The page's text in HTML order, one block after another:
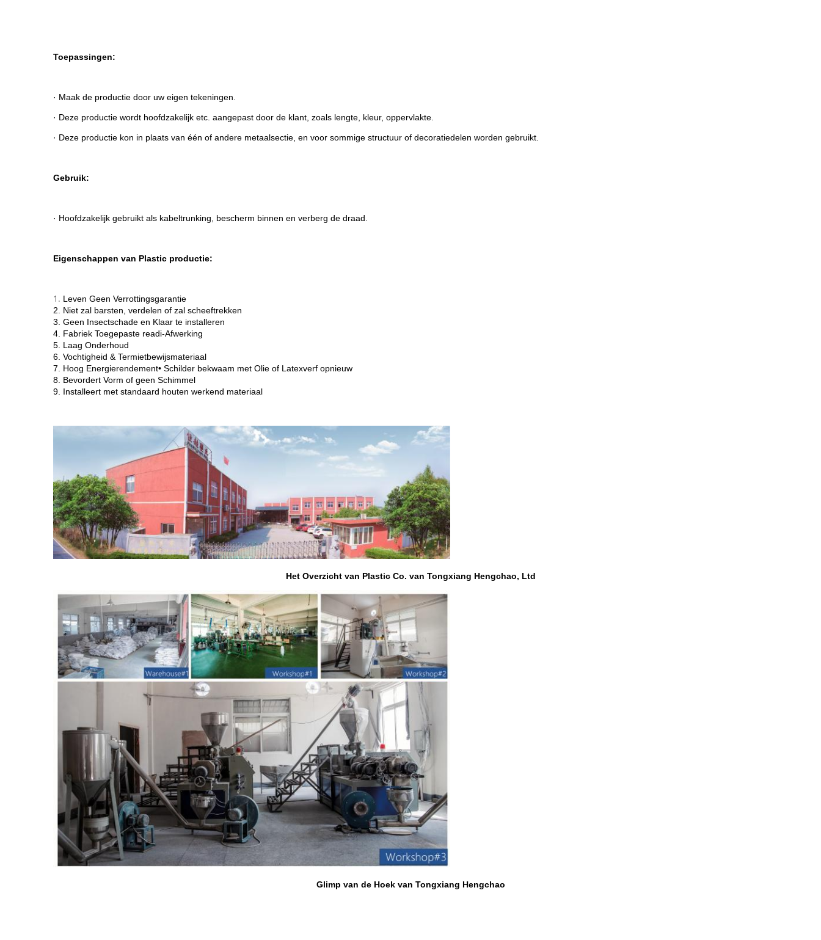
Toepassingen:
· Maak de productie door uw eigen tekeningen.
· Deze productie wordt hoofdzakelijk etc. aangepast door de klant, zoals lengte, kleur, oppervlakte.
· Deze productie kon in plaats van één of andere metaalsectie, en voor sommige structuur of decoratiedelen worden gebruikt.
Gebruik:
· Hoofdzakelijk gebruikt als kabeltrunking, bescherm binnen en verberg de draad.
Eigenschappen van Plastic productie:
1. Leven Geen Verrottingsgarantie
2. Niet zal barsten, verdelen of zal scheeftrekken
3. Geen Insectschade en Klaar te installeren
4. Fabriek Toegepaste readi-Afwerking
5. Laag Onderhoud
6. Vochtigheid & Termietbewijsmateriaal
7. Hoog Energierendement• Schilder bekwaam met Olie of Latexverf opnieuw
8. Bevordert Vorm of geen Schimmel
9. Installeert met standaard houten werkend materiaal
Het Overzicht van Plastic Co. van Tongxiang Hengchao, Ltd
Glimp van de Hoek van Tongxiang Hengchao